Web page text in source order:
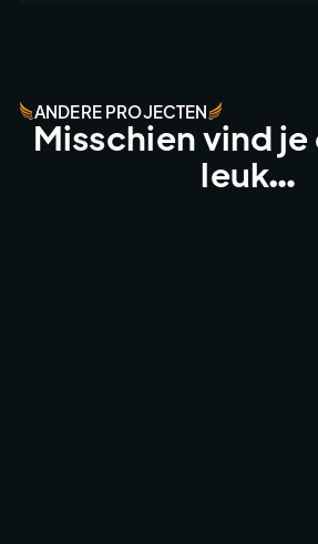
ANDERE PROJECTEN
Misschien vind
leuk…